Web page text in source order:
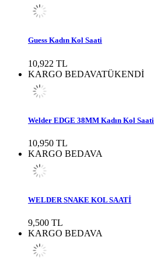
Guess Kadın Kol Saati
10,922 TL
KARGO BEDAVATÜKENDİ
Welder EDGE 38MM Kadın Kol Saati
10,950 TL
KARGO BEDAVA
WELDER SNAKE KOL SAATİ
9,500 TL
KARGO BEDAVA